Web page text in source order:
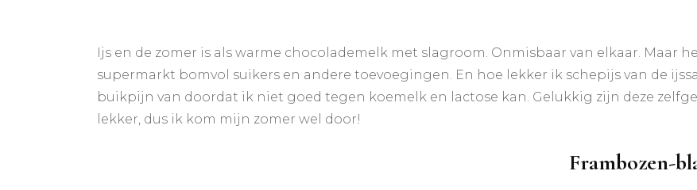
maken
Ijs en de zomer is als warme chocolademelk met slagroom. Onmisbaar van elkaar. Maar
supermarkt bomvol suikers en andere toevoegingen. En hoe lekker ik schepijs van de
buikpijn van doordat ik niet goed tegen koemelk en lactose kan. Gelukkig zijn deze
lekker, dus ik kom mijn zomer wel door!
Frambozen-